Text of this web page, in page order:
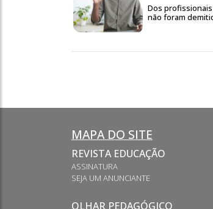
Dos
não foram
MAPA DO SITE
REVISTA EDUCAÇÃO
ASSINATURA
SEJA UM ANUNCIANTE
OLHAR PEDAGÓGICO